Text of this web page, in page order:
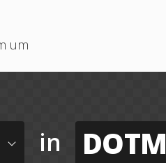
um
in DOTM